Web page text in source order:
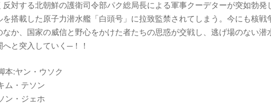
反対する北朝鮮の護衛司令部パク総局長による軍事クーデターが突如勃発
を搭載した原子力潜水艦「白頭号」に拉致監禁されてしまう。今にも核戦
なか、国家の威信と野心をかけた者たちの思惑が交戦し、逃げ場のない潜
へと突入していく─！！
本:ヤン・ウソク
ム・テソン
ン・ジェホ